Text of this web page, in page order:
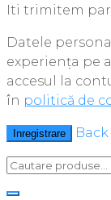
Iti trimitem
Datele
experiența pe
accesul la
în politică de
Inregistrare